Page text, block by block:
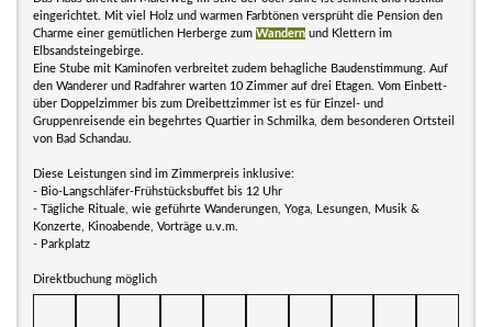
eingerichtet. Mit viel Holz und warmen Farbtönen versprüht die Pension den
Charme einer gemütlichen Herberge zum Wandern und Klettern im
Elbsandsteingebirge.
Eine Stube mit Kaminofen verbreitet zudem behagliche Baudenstimmung. Auf
den Wanderer und Radfahrer warten 10 Zimmer auf drei Etagen. Vom Einbett-
über Doppelzimmer bis zum Dreibettzimmer ist es für Einzel- und
Gruppenreisende ein begehrtes Quartier in Schmilka, dem besonderen Ortsteil
von Bad Schandau.
Diese Leistungen sind im Zimmerpreis inklusive:
- Bio-Langschläfer-Frühstücksbuffet bis 12 Uhr
- Tägliche Rituale, wie geführte Wanderungen, Yoga, Lesungen, Musik &
Konzerte, Kinoabende, Vorträge u.v.m.
- Parkplatz
Direktbuchung möglich